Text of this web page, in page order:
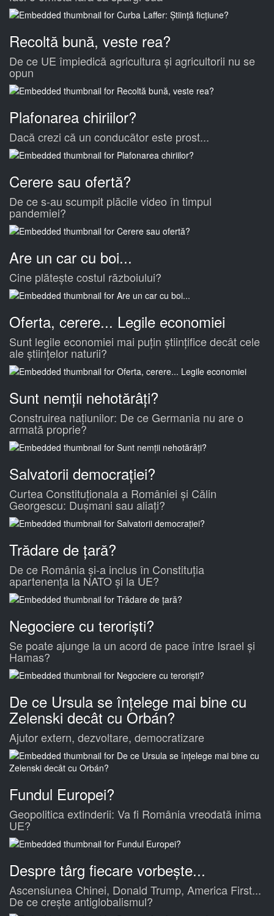
Recoltă bună, veste rea?
De ce UE împiedică agricultura și agricultorii nu se
opun
Plafonarea chiriilor?
Dacă crezi că un conducător este prost...
Cerere sau ofertă?
De ce s-au scumpit plăcile video în timpul
pandemiei?
Are un car cu boi...
Cine plătește costul războiului?
Oferta, cerere... Legile economiei
Sunt legile economiei mai puțin științifice decât cele
ale științelor naturii?
Sunt nemții nehotărâți?
Construirea națiunilor: De ce Germania nu are o
armată proprie?
Salvatorii democrației?
Curtea Constituționala a României și Călin
Georgescu: Dușmani sau aliați?
Trădare de țară?
De ce România și-a inclus în Constituția
apartenența la NATO și la UE?
Negociere cu teroriști?
Se poate ajunge la un acord de pace între Israel și
Hamas?
De ce Ursula se înțelege mai bine cu
Zelenski decât cu Orbán?
Ajutor extern, dezvoltare, democratizare
Fundul Europei?
Geopolitica extinderii: Va fi România vreodată inima
UE?
Despre târg fiecare vorbește...
Ascensiunea Chinei, Donald Trump, America First...
De ce crește antiglobalismul?